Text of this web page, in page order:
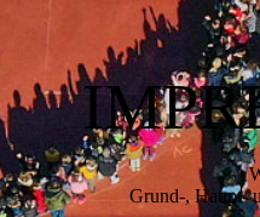
Grund-, Haupt-